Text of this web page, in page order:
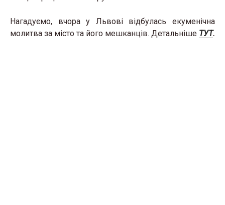
Нагадуємо, вчора у Львові відбулась екуменічна
молитва за місто та його мешканців. Детальніше ТУТ.